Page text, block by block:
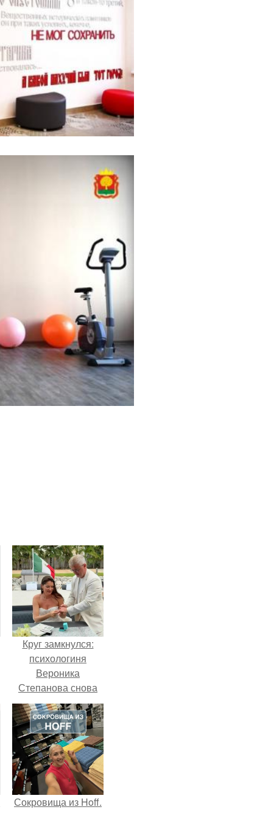
Круг замкнулся:
психологиня
Вероника
Степанова снова
вышла замуж за
собственного
бывшего мужа.
Сокровища из Hoff.